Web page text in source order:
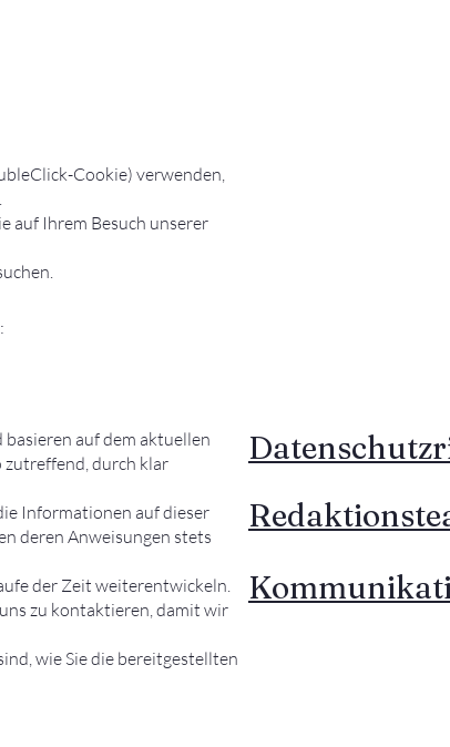
Cookie) verwenden,
auf Ihrem Besuch unserer
auf dem aktuellen
zutreffend, durch klar
Informationen auf dieser
deren Anweisungen stets
der Zeit weiterentwickeln.
zu kontaktieren, damit wir
wie Sie die bereitgestellten